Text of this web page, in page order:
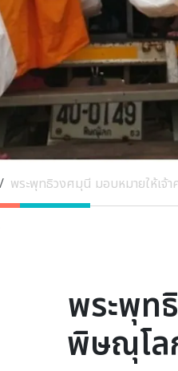
พระพุทธิวงศมุนี มอบหมายให้เจ้
พระพุท
พิษณุโล